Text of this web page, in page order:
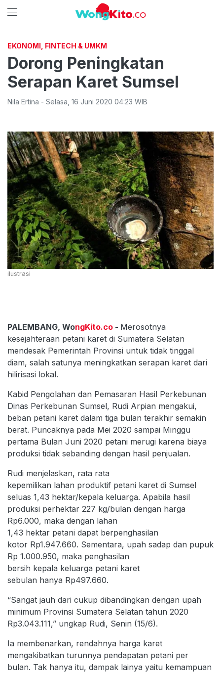
EKONOMI, FINTECH & UMKM
Dorong Peningkatan
Serapan Karet Sumsel
Nila Ertina - Selasa 16 Juni 2020 04:23 WIB
ilustrasi
PALEMBANG, WongKito.co - Merosotnya
kesejahteraan petani karet di Sumatera Selatan
mendesak Pemerintah Provinsi untuk tidak tinggal
diam, salah satunya meningkatkan serapan karet dari
hilirisasi lokal.
Kabid Pengolahan dan Pemasaran Hasil Perkebunan
Dinas Perkebunan Sumsel, Rudi Arpian mengakui,
beban petani karet dalam tiga bulan terakhir semakin
berat. Puncaknya pada Mei 2020 sampai Minggu
pertama Bulan Juni 2020 petani merugi karena biaya
produksi tidak sebanding dengan hasil penjualan.
Rudi menjelaskan, rata rata
kepemilikan lahan produktif petani karet di Sumsel
seluas 1,43 hektar/kepala keluarga. Apabila hasil
produksi perhektar 227 kg/bulan dengan harga
Rp6.000, maka dengan lahan
1,43 hektar petani dapat berpenghasilan
kotor Rp1.947.660. Sementara, upah sadap dan pupuk
Rp 1.000.950, maka penghasilan
bersih kepala keluarga petani karet
sebulan hanya Rp497.660.
“Sangat jauh dari cukup dibandingkan dengan upah
minimum Provinsi Sumatera Selatan tahun 2020
Rp3.043.111,” ungkap Rudi, Senin (15/6).
Ia membenarkan, rendahnya harga karet
mengakibatkan turunnya pendapatan petani per
bulan. Tak hanya itu, dampak lainya yaitu kemampuan